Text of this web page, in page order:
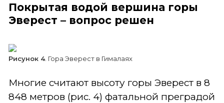
Покрытая водой вершина горы
Эверест – вопрос решен
Рисунок 4. Гора Эверест в Гималаях
Многие считают высоту горы Эверест в 8
848 метров (рис. 4) фатальной преградой